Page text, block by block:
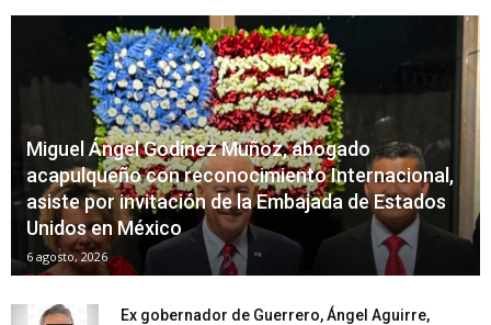
Miguel Ángel Godínez Muñoz, abogado
acapulqueño con reconocimiento Internacional,
asiste por invitación de la Embajada de Estados
Unidos en México
6 agosto, 2026
Ex gobernador de Guerrero, Ángel Aguirre,